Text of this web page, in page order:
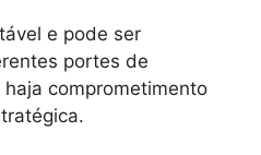
e pode ser
portes de
comprometimento